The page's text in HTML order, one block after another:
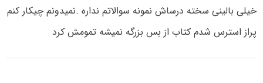
خیلی بالینی سخته درساش نمونه سوالاتم نداره .نمیدونم چیکار کنم
پراز استرس شدم کتاب از بس بزرگه نمیشه تمومش کرد